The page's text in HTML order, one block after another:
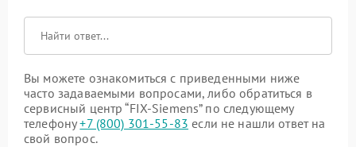
Вы можете ознакомиться с приведенными ниже
часто задаваемыми вопросами, либо обратиться в
сервисный центр “FIX-Siemens” по следующему
телефону+7 (800) 301-55-83 если не нашли ответ на
свой вопрос.